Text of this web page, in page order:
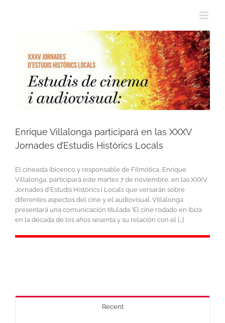
Enrique Villalonga participará en las XXXV
Jornades d’Estudis Històrics Locals
El cineasta ibicenco y responsable de Filmótica, Enrique
Villalonga, participará este martes 7 de noviembre, en las XXXV
Jornades d'Estudis Històrics i Locals que versarán sobre
diferentes aspectos del cine y el audiovisual. Villalonga
presentará una comunicación titulada 'El cine rodado en Ibiza
en la década de los años sesenta y su relación con el [...]
Recent